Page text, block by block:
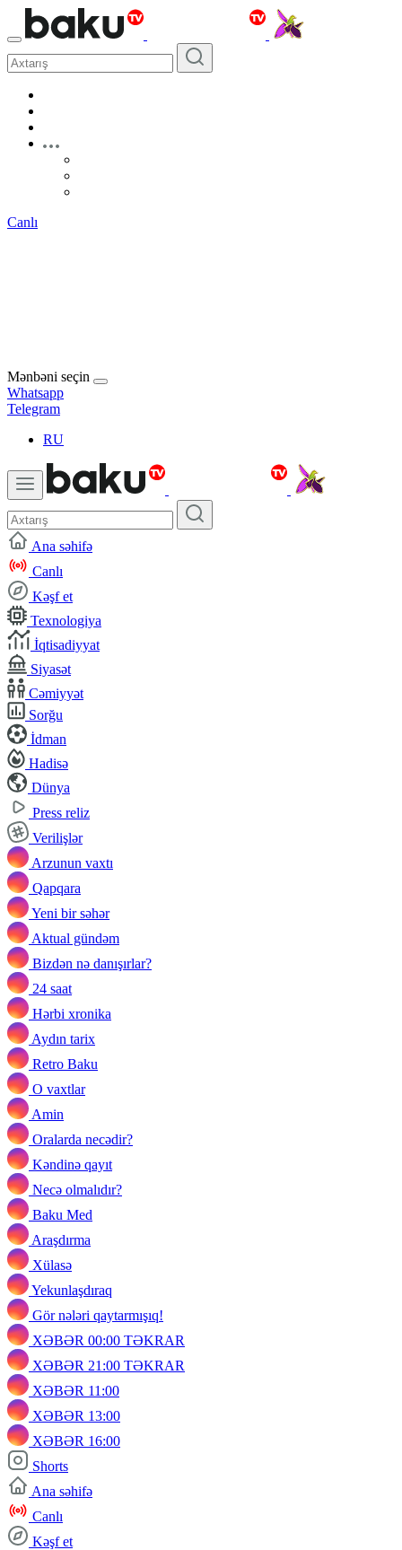
Canlı
Mənbəni seçin
Whatsapp
Telegram
RU
Ana səhifə
Canlı
Kəşf et
Texnologiya
İqtisadiyyat
Siyasət
Cəmiyyət
Sorğu
İdman
Hadisə
Dünya
Press reliz
Verilişlər
Arzunun vaxtı
Qapqara
Yeni bir səhər
Aktual gündəm
Bizdən nə danışırlar?
24 saat
Hərbi xronika
Aydın tarix
Retro Baku
O vaxtlar
Amin
Oralarda necədir?
Kəndinə qayıt
Necə olmalıdır?
Baku Med
Araşdırma
Xülasə
Yekunlaşdıraq
Gör nələri qaytarmışıq!
XƏBƏR 00:00 TƏKRAR
XƏBƏR 21:00 TƏKRAR
XƏBƏR 11:00
XƏBƏR 13:00
XƏBƏR 16:00
Shorts
Ana səhifə
Canlı
Kəşf et